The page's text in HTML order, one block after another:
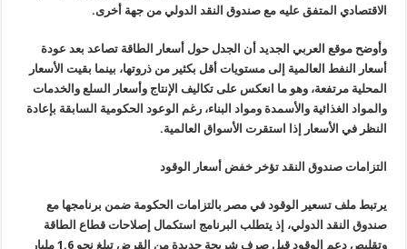
الاقتصادي المتفق عليه مع صندوق النقد الدولي من جهة أخرى.
وأوضح موقع العربي الجديد أن الجدل حول أسعار الطاقة تصاعد بعد عودة
أسعار
النفط العالمية إلى مستويات أقل بكثير من ذروتها، بينما بقيت الأسعار
المحلية مرتفعة، وهو ما انعكس على تكاليف الإنتاج وأسعار السلع والخدمات
والمواد الغذائية والأسمدة ومواد البناء، رغم الوعود الحكومية السابقة بإعادة
النظر في الأسعار إذا استقرت الأسواق العالمية.
التزامات صندوق النقد تؤخر خفض أسعار الوقود
يرتبط ملف تسعير الوقود في مصر بالتزامات الحكومة ضمن برنامجها مع
صندوق النقد الدولي، إذ يتطلب البرنامج استكمال إصلاحات قطاع الطاقة
وتقليص دعم
الوقود قبل صرف شريحة جديدة من القرض تبلغ نحو 1.6 مليار